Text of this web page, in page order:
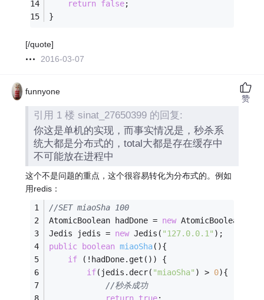
return false;
}
[/quote]
2016-03-07
funnyone
引用 1 楼 sinat_27650399 的回复:
你这是单机的实现，而事实情况是，秒杀系
统大都是分布式的，total大都是存在缓存中
不可能放在进程中
这个不是问题的重点，这个很容易转化为分布式的。例如
用redis：
//SET miaoSha 100
AtomicBoolean hadDone = new AtomicBoolean(
Jedis jedis = new Jedis( "127.0.0.1" );
public
boolean miaoSha(){
if (!hadDone.get()) {
if(jedis.decr( "miaoSha" ) > 0){
//秒杀成功
赞